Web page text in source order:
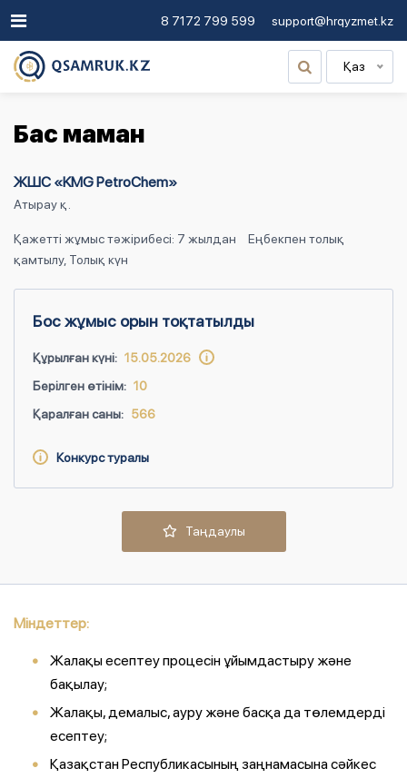
8 7172 799 599 support@hrqyzmet.kz
Қаз
Бас маман
ЖШС «KMG PetroChem»
Атырау қ.
Қажетті жұмыс тәжірибесі: 7 жылдан
Еңбекпен толық
қамтылу, Толық күн
Бос жұмыс орын тоқтатылды
Құрылған күні: 15.05.2026
Берілген өтінім: 10
Қаралған саны: 566
Конкурс туралы
Таңдаулы
Міндеттер:
Жалақы есептеу процесін ұйымдастыру және
бақылау;
Жалақы, демалыс, ауру және басқа да төлемдерді
есептеу;
Қазақстан Республикасының заңнамасына сәйкес